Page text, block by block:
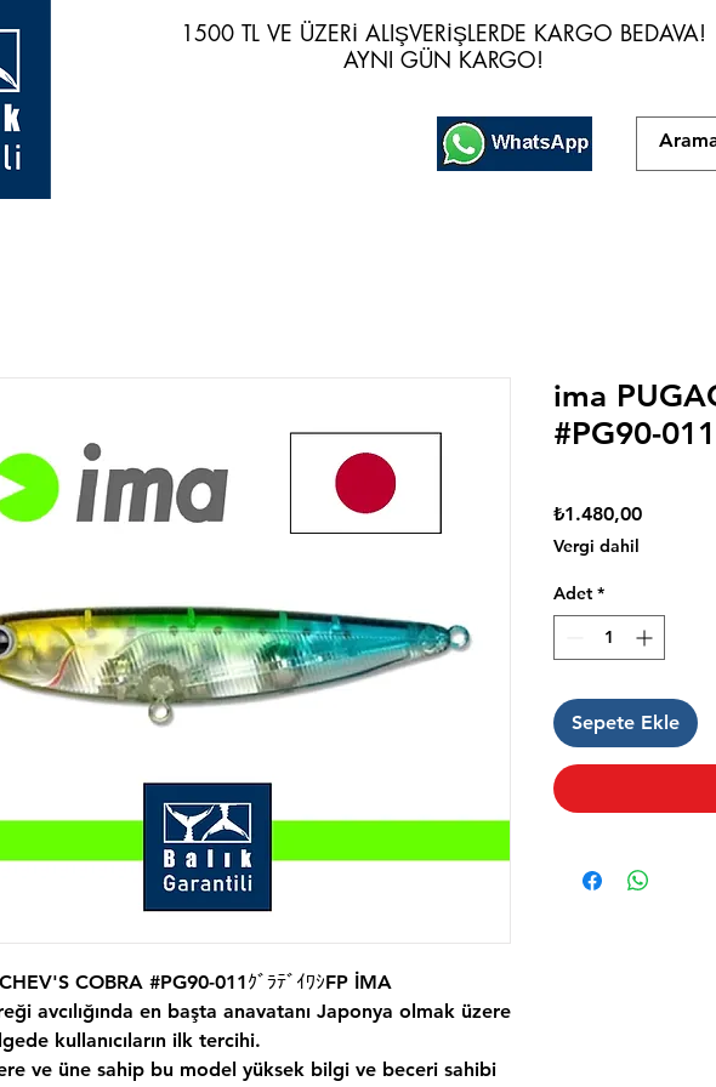
1500 TL VE ÜZERİ ALIŞVERİŞLERDE KARGO BEDAVA!
AYNI GÜN KARGO!
1500 TL VE ÜZERİ ALIŞVERİŞLERDE KARGO BEDAVA!
AYNI GÜN KARGO!
COBRA #PG90-011ｸﾞﾗﾃﾞｲﾜｼFP İMA
avcılığında en başta anavatanı Japonya olmak üzere
kullanıcıların ilk tercihi.
ve üne sahip bu model yüksek bilgi ve beceri sahibi
ima
#PG90-
₺1.480,00Fiyat
Vergi dahil
Adet *
Sepete Ekle